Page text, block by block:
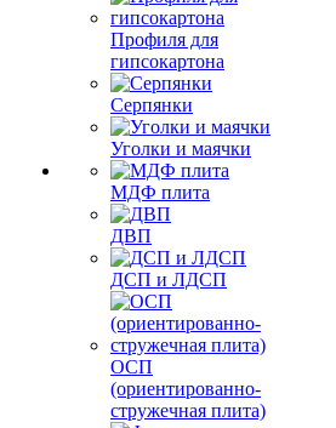
Профиля для
гипсокартона
Серпянки
Уголки и маячки
МДФ плита
ДВП
ДСП и ЛДСП
ОСП
(ориентированно-
стружечная плита)